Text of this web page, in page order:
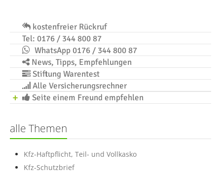
kostenfreier Rückruf
Tel: 0176 / 344 800 87
WhatsApp 0176 / 344 800 87
News, Tipps, Empfehlungen
Stiftung Warentest
Alle Versicherungsrechner
Seite einem Freund empfehlen
alle Themen
Kfz-Haftpflicht, Teil- und Vollkasko
Kfz-Schutzbrief